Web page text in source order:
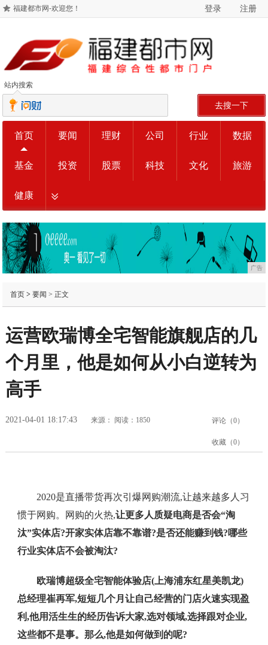
福建都市网-欢迎您！ 登录 注册
站内搜索
去搜一下
首页 要闻 理财 公司 行业 数据
基金 投资 股票 科技 文化 旅游
健康
广告
首页> 要闻 > 正文
运营欧瑞博全宅智能旗舰店的几
个月里，他是如何从小白逆转为
高手
2021-04-01 18:17:43 来源： 阅读：1850 评论（0）
收藏（0）
2020是直播带货再次引爆网购潮流,让越来越多人习
惯于网购。网购的火热,让更多人质疑电商是否会“淘
汰”实体店?开家实体店靠不靠谱?是否还能赚到钱?哪些
行业实体店不会被淘汰?
欧瑞博超级全宅智能体验店(上海浦东红星美凯龙)
总经理崔再军,短短几个月让自己经营的门店火速实现盈
利,他用活生生的经历告诉大家,选对领域,选择跟对企业,
这些都不是事。那么,他是如何做到的呢?